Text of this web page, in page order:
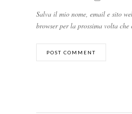
Salva il mio nome, email e sito
browser per la prossima volta che